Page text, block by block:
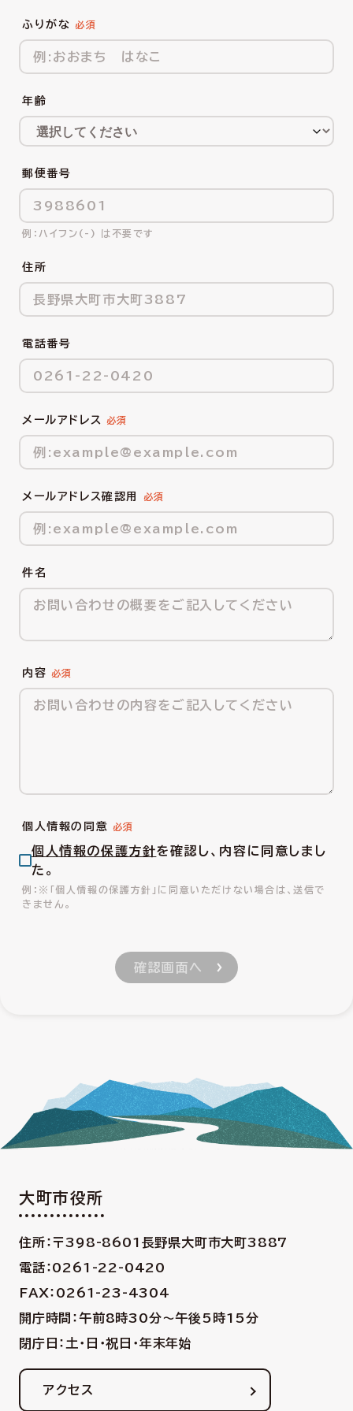
ふりがな
年齢
郵便番号
ハイフン(-) は不要です
住所
電話番号
メールアドレス
メールアドレス確認用
件名
内容
個人情報の同意
個人情報の保護方針を確認し、内容に同意しまし
た。
※「個人情報の保護方針」に同意いただけない場合は、送信で
きません。
大町市役所
住所：〒398-8601 長野県大町市大町3887
電話：0261-22-0420
FAX：0261-23-4304
開庁時間：午前8時30分〜午後5時15分
閉庁日：土・日・祝日・年末年始
アクセス